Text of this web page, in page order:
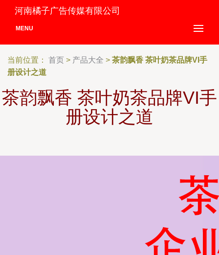
河南橘子广告传媒有限公司
MENU
当前位置： 首页 > 产品大全 > 茶韵飘香 茶叶奶茶品牌VI手
册设计之道
茶韵飘香 茶叶奶茶品牌VI手
册设计之道